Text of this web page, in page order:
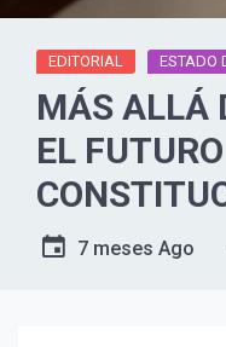
EDITORIAL ESTADO
MÁS ALLÁ
EL
LAS7 meses Ago